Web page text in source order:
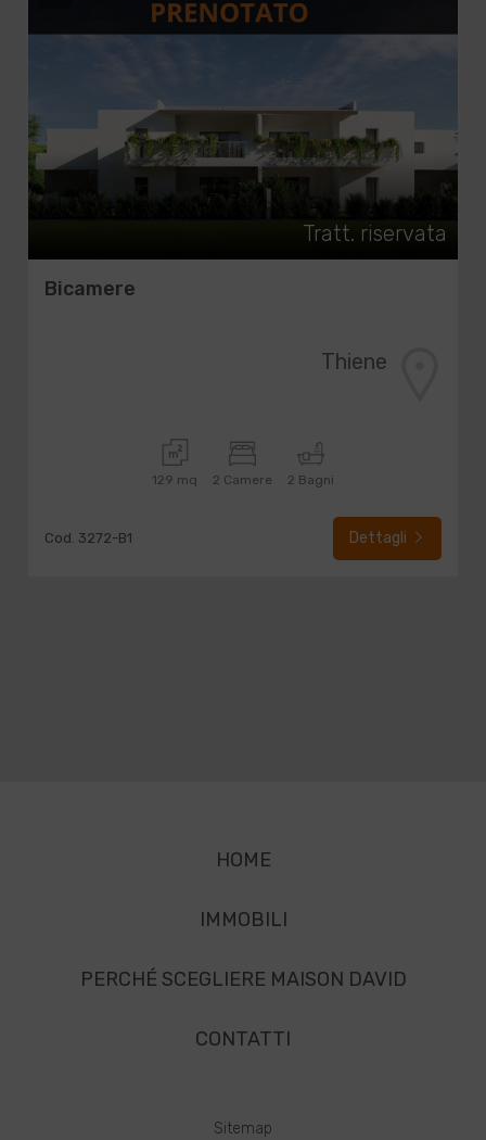
Tratt. riservata
Bicamere
Thiene
129 mq 2 Camere 2 Bagni
Cod. 3272-B1 Dettagli
HOME
IMMOBILI
PERCHÉ SCEGLIERE MAISON DAVID
CONTATTI
Sitemap